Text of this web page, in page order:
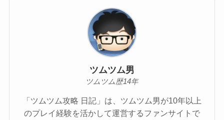
ツムツム男
ツムツム歴14年
「ツムツム攻略 日記」は、ツムツム男が10年以上
のプレイ経験を活かして運営するファンサイトで